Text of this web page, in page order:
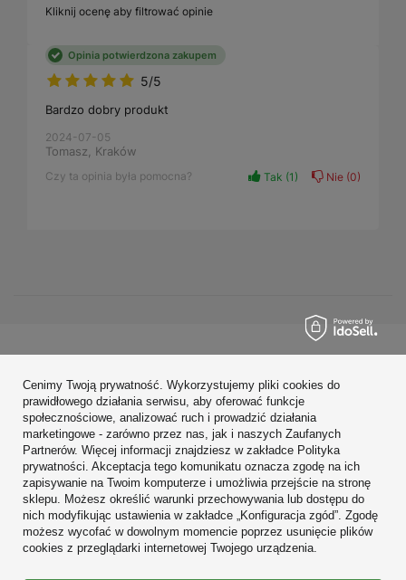
Kliknij ocenę aby filtrować opinie
5/5
Opinia potwierdzona zakupem
Bardzo dobry produkt
2024-07-05
Tomasz, Kraków
Czy ta opinia była pomocna? Tak 1 Nie 0
Konto
Regulaminy
Zobacz również
W sklepie prezentujemy ceny brutto (z VAT).
Cenimy Twoją prywatność. Wykorzystujemy pliki cookies do
prawidłowego działania serwisu, aby oferować funkcje
społecznościowe, analizować ruch i prowadzić działania
marketingowe - zarówno przez nas, jak i naszych Zaufanych
Partnerów. Więcej informacji znajdziesz w zakładce Polityka
prywatności. Akceptacja tego komunikatu oznacza zgodę na ich
zapisywanie na Twoim komputerze i umożliwia przejście na stronę
sklepu. Możesz określić warunki przechowywania lub dostępu do
nich modyfikując ustawienia w zakładce „Konfiguracja zgód”. Zgodę
możesz wycofać w dowolnym momencie poprzez usunięcie plików
cookies z przeglądarki internetowej Twojego urządzenia.